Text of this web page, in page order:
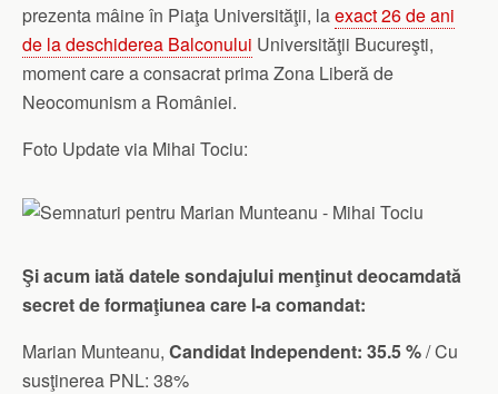
prezenta mâine în Piaţa Universităţii, laexact 26 de ani
de la deschiderea Balconului Universităţii Bucureşti,
moment care a consacrat prima Zona Liberă de
Neocomunism a României.
Foto Update via Mihai Tociu:
Şi acum iată datele sondajului menţinut deocamdată
secret de formaţiunea care l-a comandat:
Marian Munteanu, Candidat Independent: 35.5 %/ Cu
susţinerea PNL: 38%